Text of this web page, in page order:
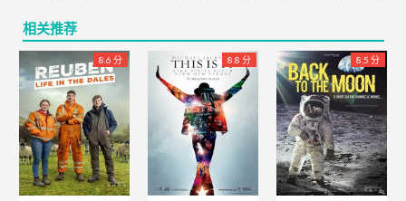
相关推荐
8.6 分 8.8 分 8.5 分